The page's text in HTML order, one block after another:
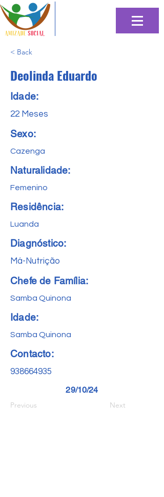
< Back
Deolinda Eduardo
Idade:
22 Meses
Sexo:
Cazenga
Naturalidade:
Femenino
Residência:
Luanda
Diagnóstico:
Má-Nutrição
Chefe de Família:
Samba Quinona
Idade:
Samba Quinona
Contacto:
938664935
29/10/24
Previous Next